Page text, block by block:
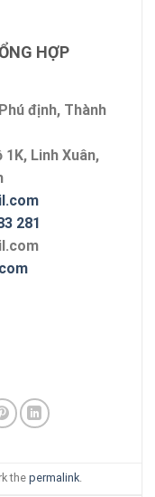
HỢP
định, Thành
Linh Xuân,
281
thepermalink.